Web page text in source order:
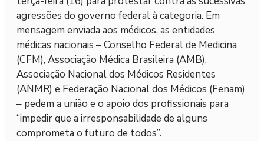
agressões do governo federal à categoria. Em
mensagem enviada aos médicos, as entidades
médicas nacionais – Conselho Federal de Medicina
(CFM), Associação Médica Brasileira (AMB),
Associação Nacional dos Médicos Residentes
(ANMR) e Federação Nacional dos Médicos (Fenam)
– pedem a união e o apoio dos profissionais para
“impedir que a irresponsabilidade de alguns
comprometa o futuro de todos”.